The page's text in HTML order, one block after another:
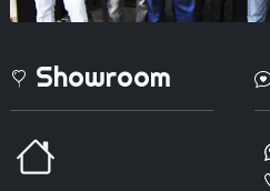
Showroom